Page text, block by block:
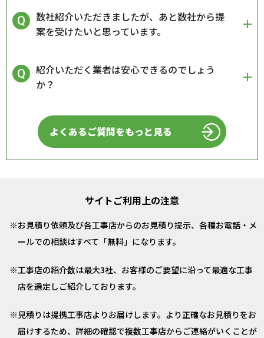
数社紹介いただきましたが、あと数社から提
案を受けたいと思っています。
紹介いただく業者は安心できるのでしょう
か？
よくあるご質問をもっと見る
サイトご利用上の注意
お見積り依頼及び各工事店からのお見積り提示、各種お電話・メ
ールでの相談はすべて「無料」になります。
工事店の紹介数は最大3社、お客様のご要望に沿って最適な工事
店を選定しご紹介しております。
見積りは提携工事店よりお届けします。より正確なお見積りをお
届けするため、詳細の確認で複数工事店からご連絡がいくことが